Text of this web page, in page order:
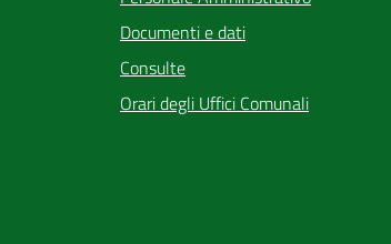
Documenti e dati
Consulte
Orari degli Uffici Comunali